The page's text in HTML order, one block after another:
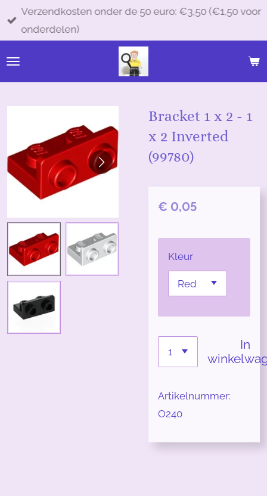
Ga
direct
de
hoofdinhoud
Verzendkosten onder de 50 euro: €3,50 (€1,50 voor
onderdelen)
Bracket 1 x 2 - 1
x 2 Inverted
(99780)
€ 0,05
Kleur
In
Artikelnummer:
O240